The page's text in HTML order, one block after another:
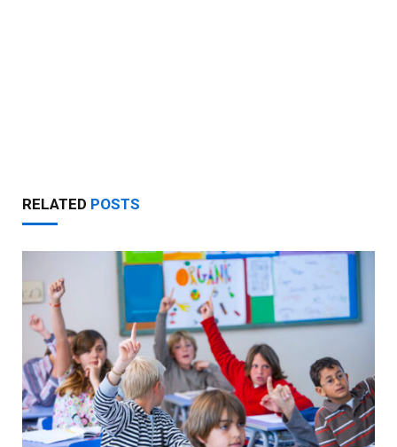
RELATED POSTS